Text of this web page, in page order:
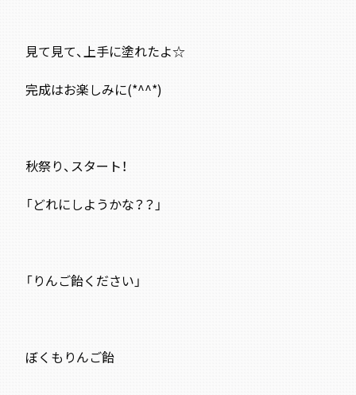
見て見て、上手に塗れたよ☆
完成はお楽しみに(*^^*)
秋祭り、スタート！
「どれにしようかな？？」
「りんご飴ください」
ぼくもりんご飴